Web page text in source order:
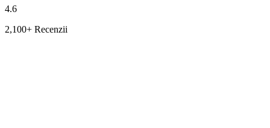
4.6
2,100+ Recenzii